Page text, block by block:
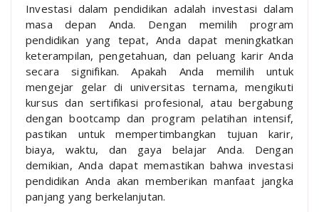
Investasi dalam pendidikan adalah investasi dalam
masa depan Anda. Dengan memilih program
pendidikan yang tepat, Anda dapat meningkatkan
keterampilan, pengetahuan, dan peluang karir Anda
secara signifikan. Apakah Anda memilih untuk
mengejar gelar di universitas ternama, mengikuti
kursus dan sertifikasi profesional, atau bergabung
dengan bootcamp dan program pelatihan intensif,
pastikan untuk mempertimbangkan tujuan karir,
biaya, waktu, dan gaya belajar Anda. Dengan
demikian, Anda dapat memastikan bahwa investasi
pendidikan Anda akan memberikan manfaat jangka
panjang yang berkelanjutan.